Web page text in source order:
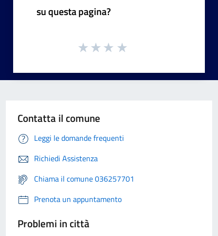
su questa pagina?
Contatta il comune
Leggi le domande frequenti
Richiedi Assistenza
Chiama il comune 036257701
Prenota un appuntamento
Problemi in città